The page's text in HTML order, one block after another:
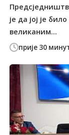
прије 30
је да јој је
великаним...